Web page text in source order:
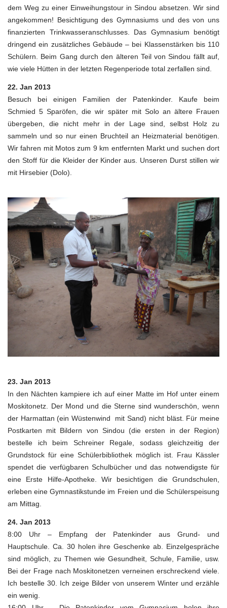
dem Weg zu einer Einweihungstour in Sindou absetzen. Wir sind
angekommen! Besichtigung des Gymnasiums und des von uns
finanzierten Trinkwasseranschlusses. Das Gymnasium benötigt
dringend ein zusätzliches Gebäude – bei Klassenstärken bis 110
Schülern. Beim Gang durch den älteren Teil von Sindou fällt auf,
wie viele Hütten in der letzten Regenperiode total zerfallen sind.
22. Jan 2013
Besuch bei einigen Familien der Patenkinder. Kaufe beim
Schmied 5 Sparöfen, die wir später mit Solo an ältere Frauen
übergeben, die nicht mehr in der Lage sind, selbst Holz zu
sammeln und so nur einen Bruchteil an Heizmaterial benötigen.
Wir fahren mit Motos zum 9 km entfernten Markt und suchen dort
den Stoff für die Kleider der Kinder aus. Unseren Durst stillen wir
mit Hirsebier (Dolo).
23. Jan 2013
In den Nächten kampiere ich auf einer Matte im Hof unter einem
Moskitonetz. Der Mond und die Sterne sind wunderschön, wenn
der Harmattan (ein Wüstenwind mit Sand) nicht bläst. Für meine
Postkarten mit Bildern von Sindou (die ersten in der Region)
bestelle ich beim Schreiner Regale, sodass gleichzeitig der
Grundstock für eine Schülerbibliothek möglich ist. Frau Kässler
spendet die verfügbaren Schulbücher und das notwendigste für
eine Erste Hilfe-Apotheke. Wir besichtigen die Grundschulen,
erleben eine Gymnastikstunde im Freien und die Schülerspeisung
am Mittag.
24. Jan 2013
8:00 Uhr – Empfang der Patenkinder aus Grund- und
Hauptschule. Ca. 30 holen ihre Geschenke ab. Einzelgespräche
sind möglich, zu Themen wie Gesundheit, Schule, Familie, usw.
Bei der Frage nach Moskitonetzen verneinen erschreckend viele.
Ich bestelle 30. Ich zeige Bilder von unserem Winter und erzähle
ein wenig.